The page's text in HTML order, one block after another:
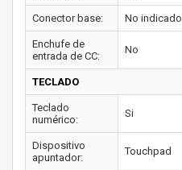
Conector base: No indicado
Enchufe de
entrada de CC:
No
TECLADO
Teclado
numérico:
Si
Dispositivo
apuntador:
Touchpad